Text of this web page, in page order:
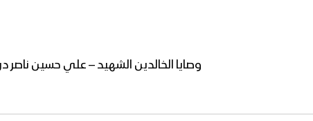
وصايا الخالدين الشهيد – علي حسين ناصر